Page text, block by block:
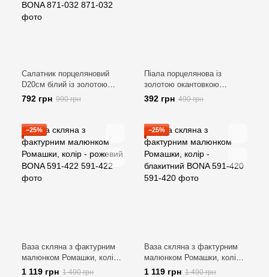
Салатник порцеляновий
D20см білий із золотою
окантовкою Elegance BONA
871-032
792 грн 990 грн
Піала порцелянова із
золотою окантовкою
Elegance BONA 871-031
392 грн 490 грн
−25%
Ваза скляна з фактурним
малюнком Ромашки, колір -
рожевий BONA 591-422
1 119 грн 1 490 грн
−25%
Ваза скляна з фактурним
малюнком Ромашки, колір -
блакитний BONA 591-420
1 119 грн 1 490 грн